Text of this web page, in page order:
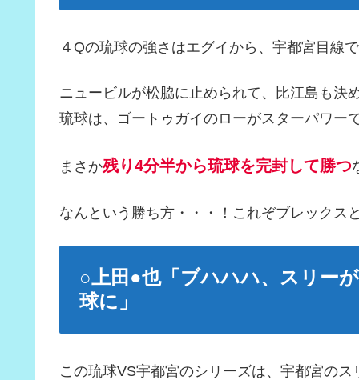
４Qの琉球の強さはエグイから、宇都宮目線
ニュービルが松脇に止められて、比江島も決
琉球は、ゴートゥガイのローがスターパワー
まさか残り4分半から琉球を完封して勝つ
なんという勝ち方・・・！これぞブレックス
○上田●也「ブハハハ、スリー
球に」
この琉球VS宇都宮のシリーズは、宇都宮の